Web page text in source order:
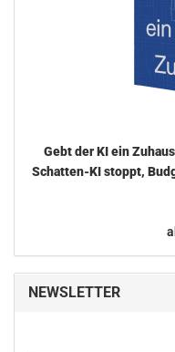
Gebt der KI ein
Schatten-​KI stoppt,
NEWSLETTER